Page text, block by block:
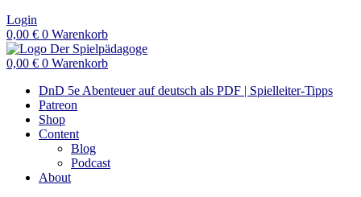
Login
0,00 € 0 Warenkorb
0,00 € 0 Warenkorb
DnD 5e Abenteuer auf deutsch als PDF | Spielleiter-Tipps
Patreon
Shop
Content
Blog
Podcast
About